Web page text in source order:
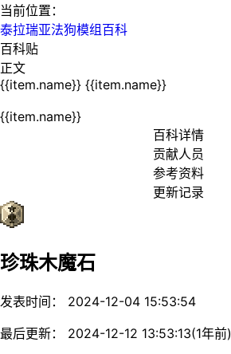
当前位置：
泰拉瑞亚法狗模组百科
百科贴
正文
{{item.name}} {{item.name}}
{{item.name}}
百科详情
贡献人员
参考资料
更新记录
珍珠木魔石
发表时间： 2024-12-04 15:53:54
最后更新： 2024-12-12 13:53:13(1年前)